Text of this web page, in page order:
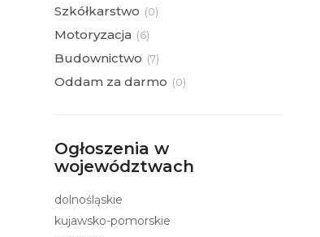
Szkółkarstwo (0)
Motoryzacja (6)
Budownictwo (7)
Oddam za darmo (0)
Ogłoszenia w
województwach
dolnośląskie
kujawsko-pomorskie